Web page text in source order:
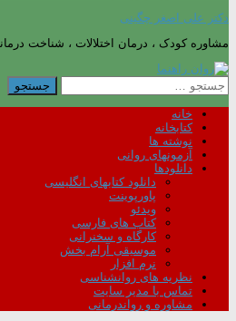
دکتر علی اصغر چگینی
مشاوره کودک ، درمان اختلالات ، شناخت
جستجو
برای:
خانه
کتابخانه
نوشته ها
آزمونهای روانی
دانلودها
دانلود کتابهای انگلیسی
پاورپوینت
ویدئو
کتاب های فارسی
کارگاه و سخنرانی
موسیقی آرام بخش
نرم افزار
نظریه های روانشناسی
تماس با مدیر سایت
مشاوره و رواندرمانی